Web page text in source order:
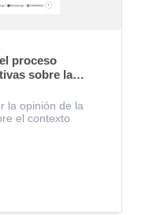
proceso
sobre la
y
la opinión de la
el contexto